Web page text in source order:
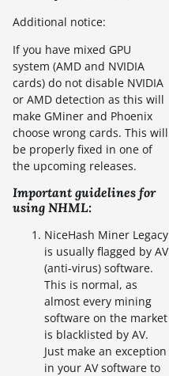
Additional notice:
If you have mixed GPU
system (AMD and NVIDIA
cards) do not disable NVIDIA
or AMD detection as this will
make GMiner and Phoenix
choose wrong cards. This will
be properly fixed in one of
the upcoming releases.
Important guidelines for
using NHML:
NiceHash Miner Legacy
is usually flagged by AV
(anti-virus) software.
This is normal, as
almost every mining
software on the market
is blacklisted by AV.
Just make an exception
in your AV software to